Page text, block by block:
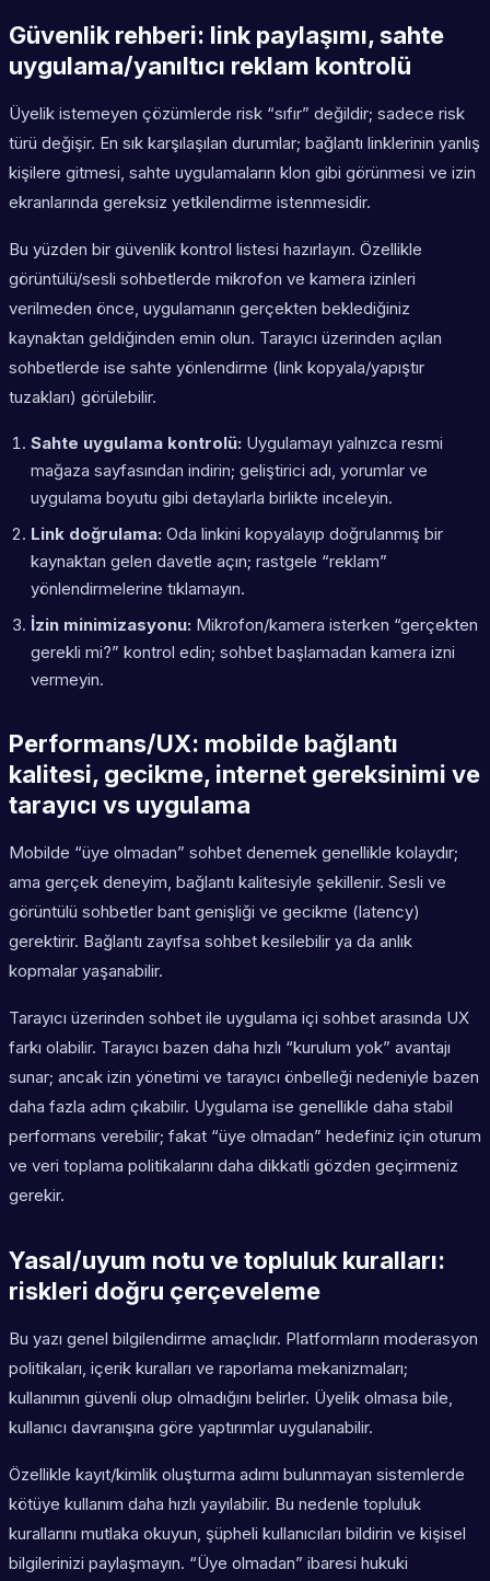
Güvenlik rehberi: link paylaşımı, sahte
uygulama/yanıltıcı reklam kontrolü
Üyelik istemeyen çözümlerde risk “sıfır” değildir; sadece risk
türü değişir. En sık karşılaşılan durumlar; bağlantı linklerinin yanlış
kişilere gitmesi, sahte uygulamaların klon gibi görünmesi ve izin
ekranlarında gereksiz yetkilendirme istenmesidir.
Bu yüzden bir güvenlik kontrol listesi hazırlayın. Özellikle
görüntülü/sesli sohbetlerde mikrofon ve kamera izinleri
verilmeden önce, uygulamanın gerçekten beklediğiniz
kaynaktan geldiğinden emin olun. Tarayıcı üzerinden açılan
sohbetlerde ise sahte yönlendirme (link kopyala/yapıştır
tuzakları) görülebilir.
Sahte uygulama kontrolü: Uygulamayı yalnızca resmi
mağaza sayfasından indirin; geliştirici adı, yorumlar ve
uygulama boyutu gibi detaylarla birlikte inceleyin.
Link doğrulama: Oda linkini kopyalayıp doğrulanmış bir
kaynaktan gelen davetle açın; rastgele “reklam”
yönlendirmelerine tıklamayın.
İzin minimizasyonu: Mikrofon/kamera isterken “gerçekten
gerekli mi?” kontrol edin; sohbet başlamadan kamera izni
vermeyin.
Performans/UX: mobilde bağlantı
kalitesi, gecikme, internet gereksinimi ve
tarayıcı vs uygulama
Mobilde “üye olmadan” sohbet denemek genellikle kolaydır;
ama gerçek deneyim, bağlantı kalitesiyle şekillenir. Sesli ve
görüntülü sohbetler bant genişliği ve gecikme (latency)
gerektirir. Bağlantı zayıfsa sohbet kesilebilir ya da anlık
kopmalar yaşanabilir.
Tarayıcı üzerinden sohbet ile uygulama içi sohbet arasında UX
farkı olabilir. Tarayıcı bazen daha hızlı “kurulum yok” avantajı
sunar; ancak izin yönetimi ve tarayıcı önbelleği nedeniyle bazen
daha fazla adım çıkabilir. Uygulama ise genellikle daha stabil
performans verebilir; fakat “üye olmadan” hedefiniz için oturum
ve veri toplama politikalarını daha dikkatli gözden geçirmeniz
gerekir.
Yasal/uyum notu ve topluluk kuralları:
riskleri doğru çerçeveleme
Bu yazı genel bilgilendirme amaçlıdır. Platformların moderasyon
politikaları, içerik kuralları ve raporlama mekanizmaları;
kullanımın güvenli olup olmadığını belirler. Üyelik olmasa bile,
kullanıcı davranışına göre yaptırımlar uygulanabilir.
Özellikle kayıt/kimlik oluşturma adımı bulunmayan sistemlerde
kötüye kullanım daha hızlı yayılabilir. Bu nedenle topluluk
kurallarını mutlaka okuyun, şüpheli kullanıcıları bildirin ve kişisel
bilgilerinizi paylaşmayın. “Üye olmadan” ibaresi hukuki